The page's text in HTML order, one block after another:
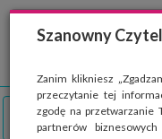
Szanowny
Zanim klikniesz
przeczytanie tej
zgodę na przetwarzanie
partnerów
Strona wykorzystuje pliki
Wyrażając zgodę na używanie
przeglądarki. Przejdź do